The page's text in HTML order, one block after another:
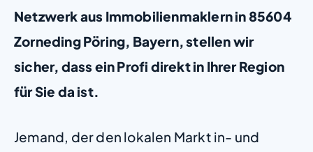
Netzwerk aus Immobilienmaklern in 85604
Zorneding Pöring, Bayern, stellen wir
sicher, dass ein Profi direkt in Ihrer Region
für Sie da ist.
Jemand, der den lokalen Markt in- und